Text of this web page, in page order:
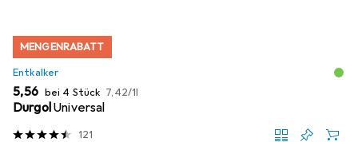
MENGENRABATT
Entkalker
EUR
5,56 bei 4 Stück EUR
7,42/1l
DurgolUniversal
121